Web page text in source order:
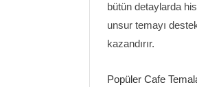
bütün detaylarda
unsur temayı
kazandırır.
Popüler Cafe